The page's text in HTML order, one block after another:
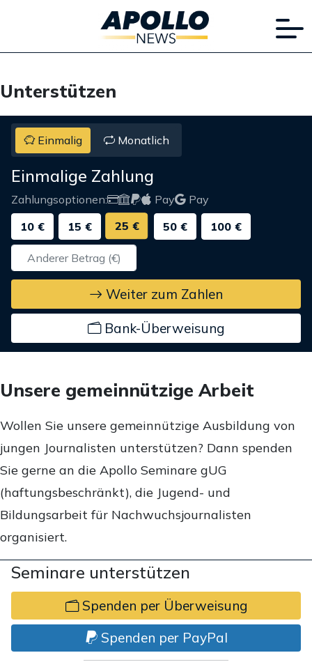
Unterstützen
Einmalig Monatlich
Einmalige Zahlung
Zahlungsoptionen: Pay
Pay
10 €
15 € 25 € 50 € 100 €
Weiter zum Zahlen
Bank-Überweisung
Unsere gemeinnützige Arbeit
Wollen Sie unsere gemeinnützige Ausbildung von
jungen Journalisten unterstützen? Dann spenden
Sie gerne an die Apollo Seminare gUG
(haftungsbeschränkt), die Jugend- und
Bildungsarbeit für Nachwuchsjournalisten
organisiert.
Seminare unterstützen
Spenden per Überweisung
Spenden per PayPal